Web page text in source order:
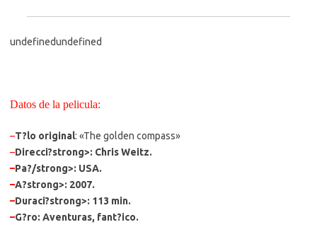
undefinedundefined
Datos de la pelicula:
–T?lo original: «The golden compass»
–Direcci?strong>: Chris Weitz.
–Pa?/strong>: USA.
–A?strong>: 2007.
–Duraci?strong>: 113 min.
–G?ro: Aventuras, fant?ico.